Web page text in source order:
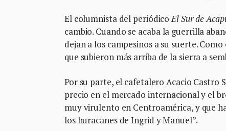
El columnista del periódicoEl Sur de
cambio. Cuando se acaba la guerrilla
dejan a los campesinos a su suerte.
que subieron más arriba de la sierra a
Por su parte, el cafetalero Acacio Castro
precio en el mercado internacional y el
muy virulento en Centroamérica, y que
los huracanes de Ingrid y Manuel”.